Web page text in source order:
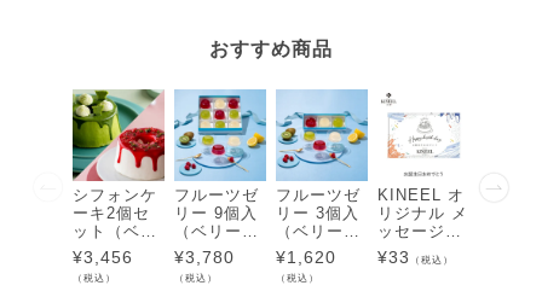
おすすめ商品
シフォンケ
ーキ2個セ
ット（ベリ
ーミック
ス・抹茶）
（冷凍）
¥3,456
（税込）
フルーツゼ
リー 9個入
（ベリー＆
ベリーチー
ズ・レモン
＆チーズ・
¥3,780
（税込）
フルーツゼ
リー 3個入
（ベリー＆
ベリーチー
ズ・レモン
＆チーズ・
¥1,620
（税込）
KINEEL オ
リジナル メ
ッセージカ
ード（誕生
日おめでと
¥33 （税込）
Flower